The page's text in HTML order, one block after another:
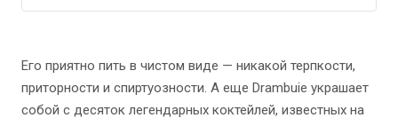
Его приятно пить в чистом виде — никакой терпкости,
приторности и спиртуозности. А еще Drambuie украшает
собой с десяток легендарных коктейлей, известных на